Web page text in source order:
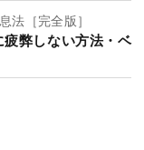
［完全版］
疲弊しない方法・ベ